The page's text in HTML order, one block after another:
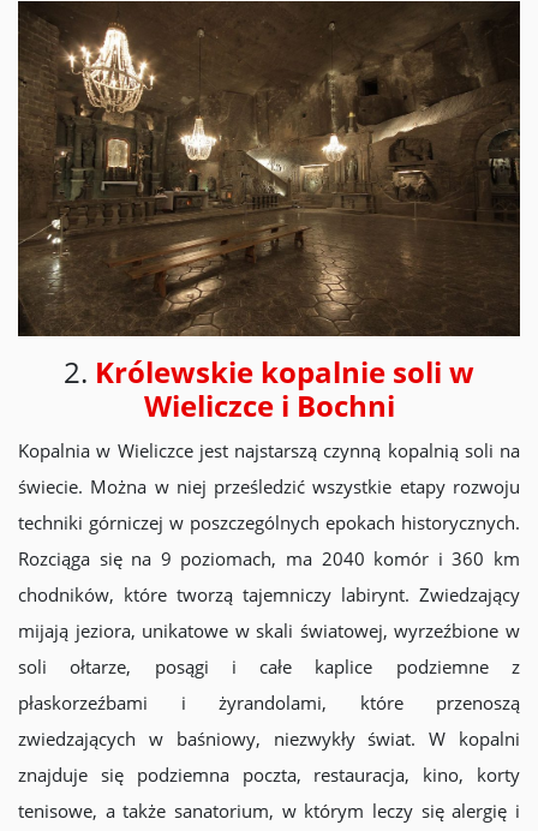
2. Królewskie kopalnie soli w
Wieliczce i Bochni
Kopalnia w Wieliczce jest najstarszą czynną kopalnią soli na
świecie. Można w niej prześledzić wszystkie etapy rozwoju
techniki górniczej w poszczególnych epokach historycznych.
Rozciąga się na 9 poziomach, ma 2040 komór i 360 km
chodników, które tworzą tajemniczy labirynt. Zwiedzający
mijają jeziora, unikatowe w skali światowej, wyrzeźbione w
soli ołtarze, posągi i całe kaplice podziemne z
płaskorzeźbami i żyrandolami, które przenoszą
zwiedzających w baśniowy, niezwykły świat. W kopalni
znajduje się podziemna poczta, restauracja, kino, korty
tenisowe, a także sanatorium, w którym leczy się alergię i